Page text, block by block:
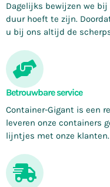
Dagelijks bewijzen we
duur hoeft te zijn.
u bij ons altijd de
Betrouwbare service
Container-Gigant is een
leveren onze containers
lijntjes met onze klanten.